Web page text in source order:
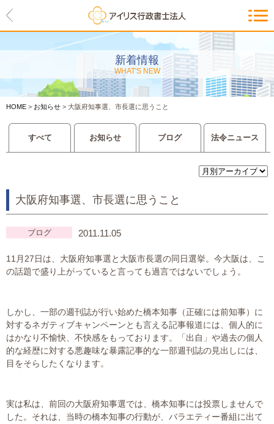
新着情報
WHAT'S NEW
HOME > お知らせ > 大阪府知事選、市長選に思うこと
すべて お知らせ ブログ 法令ニュース
大阪府知事選、市長選に思うこと
ブログ 2011.11.05
11月27日は、大阪府知事選と大阪市長選の同日選挙。今大阪は、こ
の話題で盛り上がっていると言っても過言ではないでしょう。
しかし、一部の週刊誌が行い始めた橋本知事（正確には前知事）に
対するネガティブキャンペーンとも言える記事報道には、個人的に
はかなり不愉快、不快感をもっております。「出自」や過去の個人
的な経歴に対する悪趣味な暴露記事的な一部週刊誌の見出しには、
目をそらしたくなります。
実は私は、前回の大阪府知事選では、橋本知事には投票しませんで
した。それは、当時の橋本知事の行動が、バラエティー番組に出て
HOME
アイリスの紹介
代表ご挨拶・経営理念・アイリス
のお約束
会社概要・アクセスマップ
サービス一覧
入管等外国人各種手続き
建設業許可申請
事業に必要な許認可取得サポート
その他各種手続き
費用の目安
お客様の声